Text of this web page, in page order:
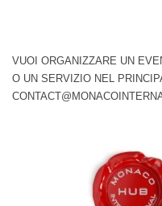
VUOI ORGANIZZARE UN
O UN SERVIZIO NEL